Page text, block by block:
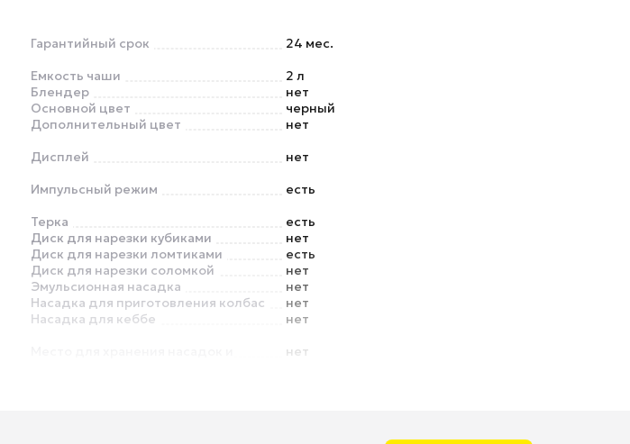
Гарантийный срок
24 мес.
Емкость чаши
2 л
Блендер
нет
Основной цвет
черный
Дополнительный цвет
нет
Дисплей
нет
Импульсный режим
есть
Терка
есть
Диск для нарезки кубиками
нет
Диск для нарезки ломтиками
есть
Диск для нарезки соломкой
нет
Эмульсионная насадка
нет
Насадка для приготовления колбас
нет
Насадка для кеббе
нет
нет